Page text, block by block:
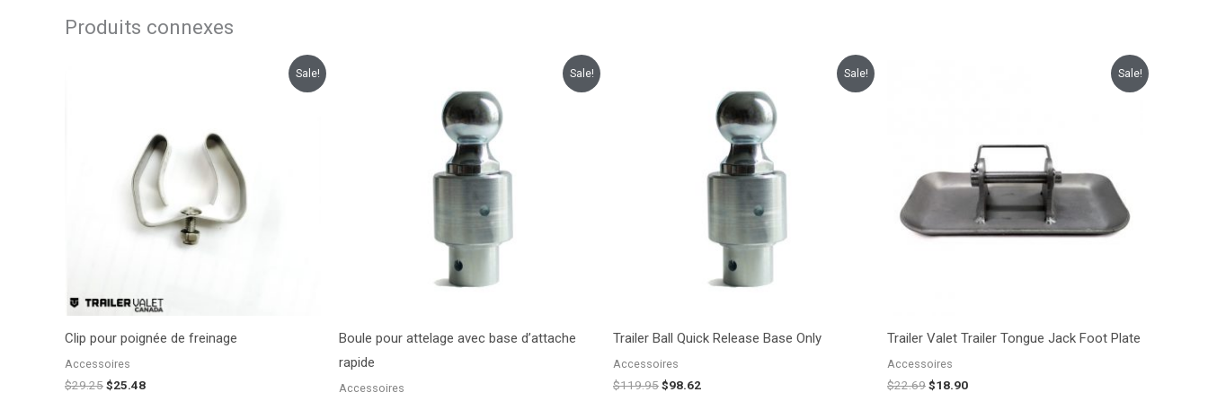
Produits connexes
Sale!
Clip pour poignée de freinage
Accessoires
$29.25$25.48
Sale!
Boule pour attelage avec base d’attache
rapide
Accessoires
prix :
$116.82
à
$118.25
Sale!
Trailer Ball Quick Release Base Only
Accessoires
$119.95$98.62
actuel
est :
$98.62.
Sale!
Trailer Valet Trailer Tongue Jack Foot Plate
Accessoires
$22.69$18.90